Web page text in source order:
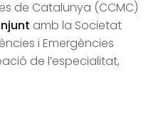
de Catalunya (CCMC)
amb la Societat
i Emergències
de l’especialitat,